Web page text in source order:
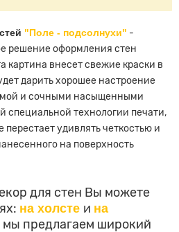
"Поле - подсолнухи" -
решение оформления стен
картина внесет свежие краски в
дарить хорошее настроение
и сочными насыщенными
специальной технологии печати,
удивлять четкостью и
на поверхность
для стен Вы можете
на холсте и на
мы предлагаем широкий